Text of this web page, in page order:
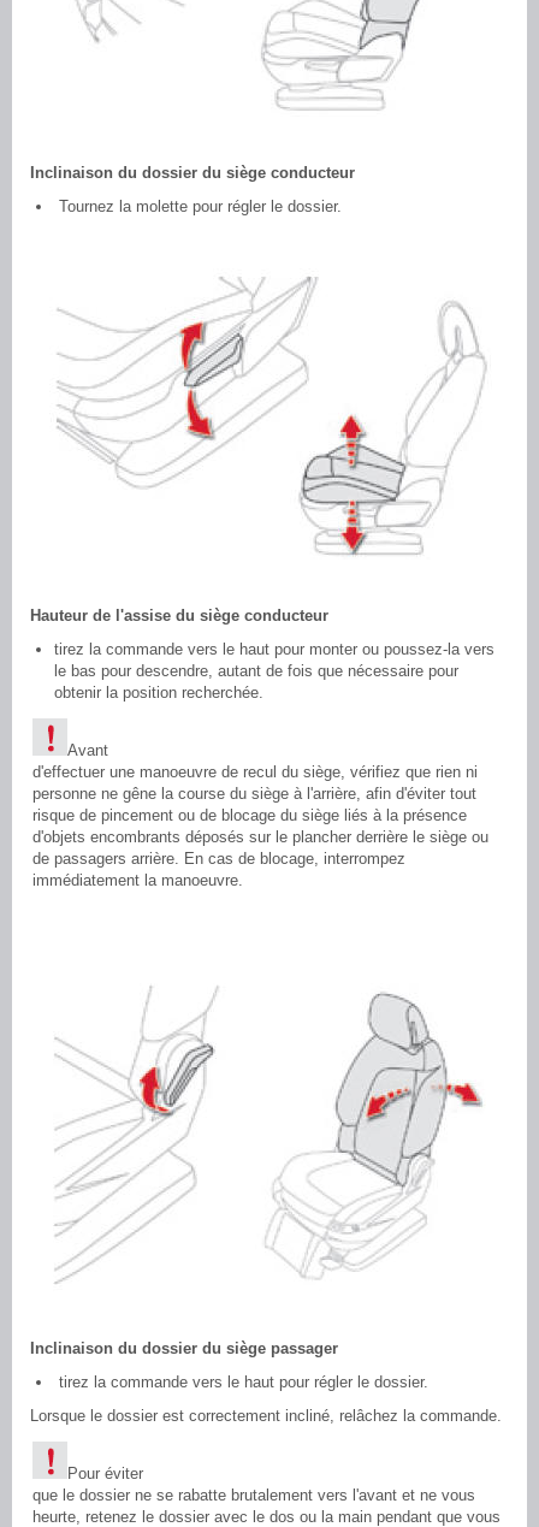
Inclinaison du dossier du siège conducteur
Tournez la molette pour régler le dossier.
Hauteur de l'assise du siège conducteur
tirez la commande vers le haut pour monter ou poussez-la vers
le bas pour descendre, autant de fois que nécessaire pour
obtenir la position recherchée.
Avant
d'effectuer une manoeuvre de recul du siège, vérifiez que rien ni
personne ne gêne la course du siège à l'arrière, afin d'éviter tout
risque de pincement ou de blocage du siège liés à la présence
d'objets encombrants déposés sur le plancher derrière le siège ou
de passagers arrière. En cas de blocage, interrompez
immédiatement la manoeuvre.
Inclinaison du dossier du siège passager
tirez la commande vers le haut pour régler le dossier.
Lorsque le dossier est correctement incliné, relâchez la commande.
Pour éviter
que le dossier ne se rabatte brutalement vers l'avant et ne vous
heurte, retenez le dossier avec le dos ou la main pendant que vous